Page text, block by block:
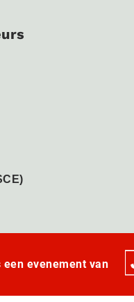
een evenement van